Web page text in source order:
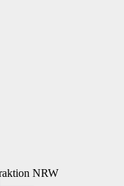
NRW